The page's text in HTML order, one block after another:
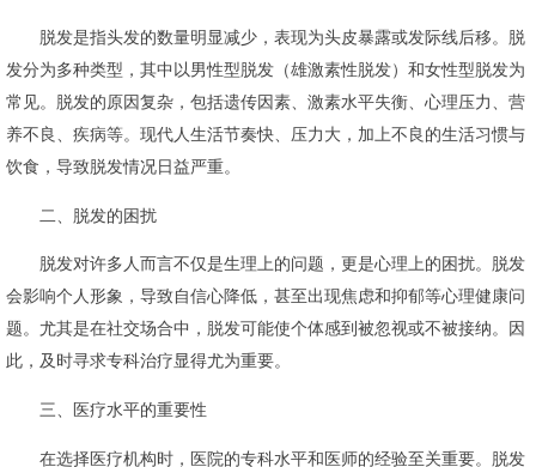
脱发是指头发的数量明显减少，表现为头皮暴露或发际线后移。脱
发分为多种类型，其中以男性型脱发（雄激素性脱发）和女性型脱发为
常见。脱发的原因复杂，包括遗传因素、激素水平失衡、心理压力、营
养不良、疾病等。现代人生活节奏快、压力大，加上不良的生活习惯与
饮食，导致脱发情况日益严重。
二、脱发的困扰
脱发对许多人而言不仅是生理上的问题，更是心理上的困扰。脱发
会影响个人形象，导致自信心降低，甚至出现焦虑和抑郁等心理健康问
题。尤其是在社交场合中，脱发可能使个体感到被忽视或不被接纳。因
此，及时寻求专科治疗显得尤为重要。
三、医疗水平的重要性
在选择医疗机构时，医院的专科水平和医师的经验至关重要。脱发